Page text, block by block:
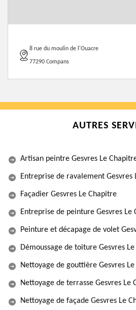
8 rue du moulin de l'Ouacre
77290 Compans
AUTRES
Artisan peintre Gesvres Le
Entreprise de ravalement Gesvres
Façadier Gesvres Le Chapitre
Entreprise de peinture Gesvres Le
Peinture et décapage de volet
Démoussage de toiture Gesvres
Nettoyage de gouttière Gesvres
Nettoyage de terrasse Gesvres Le
Nettoyage de façade Gesvres Le